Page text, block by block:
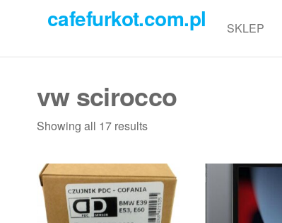
cafefurkot.com.pl SKLEP
vw scirocco
Showing all 17 results